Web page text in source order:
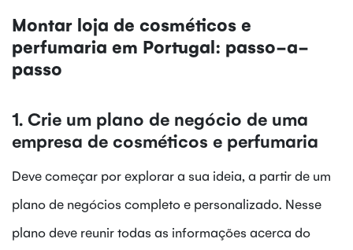
Montar loja de cosméticos e
perfumaria em Portugal: passo-a-
passo
1. Crie um plano de negócio de uma
empresa de cosméticos e perfumaria
Deve começar por explorar a sua ideia, a partir de um
plano de negócios completo e personalizado. Nesse
plano deve reunir todas as informações acerca do